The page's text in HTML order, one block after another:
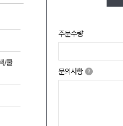
주문수량
문의사항
/쿨